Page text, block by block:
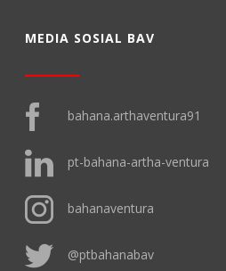
MEDIA SOSIAL BAV
bahana.arthaventura91
pt-bahana-artha-ventura
bahanaventura
@ptbahanabav